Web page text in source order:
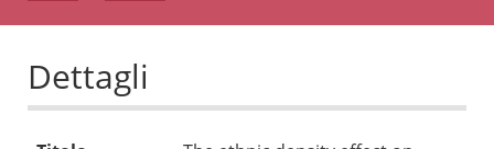
Dettagli